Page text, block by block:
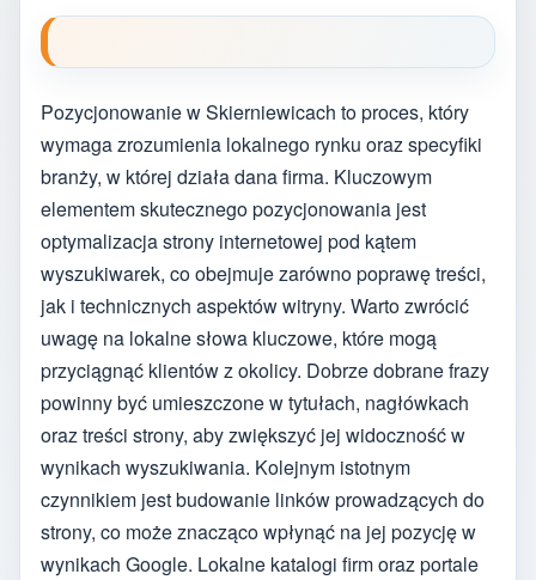
Pozycjonowanie w Skierniewicach to proces, który
wymaga zrozumienia lokalnego rynku oraz specyfiki
branży, w której działa dana firma. Kluczowym
elementem skutecznego pozycjonowania jest
optymalizacja strony internetowej pod kątem
wyszukiwarek, co obejmuje zarówno poprawę treści,
jak i technicznych aspektów witryny. Warto zwrócić
uwagę na lokalne słowa kluczowe, które mogą
przyciągnąć klientów z okolicy. Dobrze dobrane frazy
powinny być umieszczone w tytułach, nagłówkach
oraz treści strony, aby zwiększyć jej widoczność w
wynikach wyszukiwania. Kolejnym istotnym
czynnikiem jest budowanie linków prowadzących do
strony, co może znacząco wpłynąć na jej pozycję w
wynikach Google. Lokalne katalogi firm oraz portale